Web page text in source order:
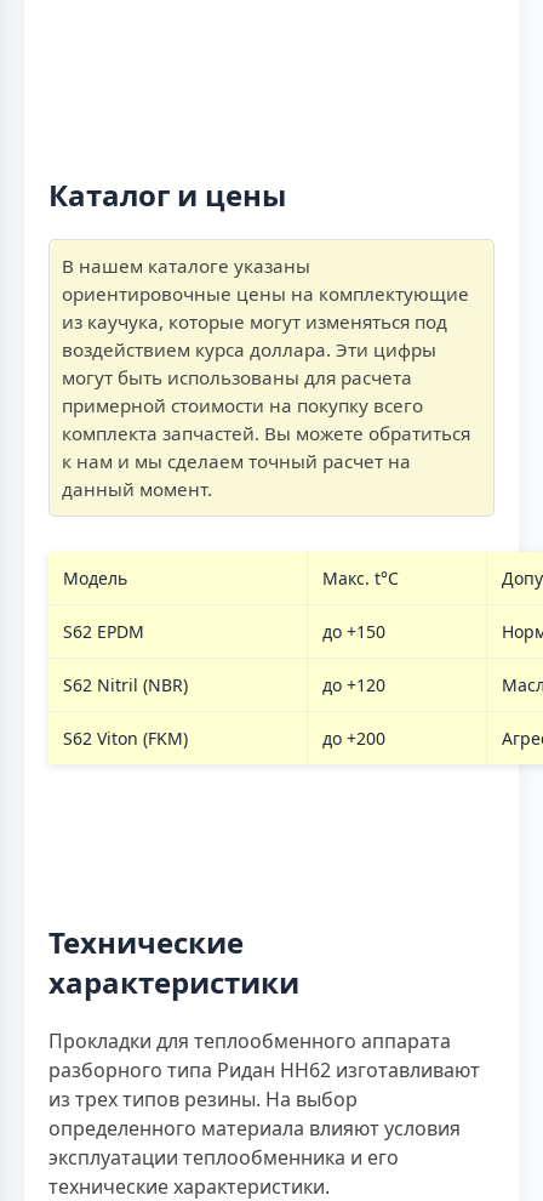
Каталог и цены
В нашем каталоге указаны
ориентировочные цены на комплектующие
из каучука, которые могут изменяться под
воздействием курса доллара. Эти цифры
могут быть использованы для расчета
примерной стоимости на покупку всего
комплекта запчастей. Вы можете обратиться
к нам и мы сделаем точный расчет на
данный момент.
Модель Макс. t°C
S62 EPDM до +150
S62 Nitril (NBR) до +120
S62 Viton (FKM) до +200
Технические
характеристики
Прокладки для теплообменного аппарата
разборного типа Ридан НН62 изготавливают
из трех типов резины. На выбор
определенного материала влияют условия
эксплуатации теплообменника и его
технические характеристики.